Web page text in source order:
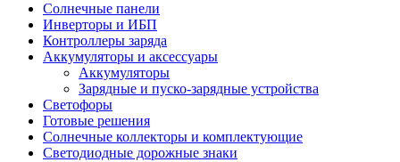
Солнечные панели
Инверторы и ИБП
Контроллеры заряда
Аккумуляторы и аксессуары
Аккумуляторы
Зарядные и пуско-зарядные устройства
Светофоры
Готовые решения
Солнечные коллекторы и комплектующие
Светодиодные дорожные знаки